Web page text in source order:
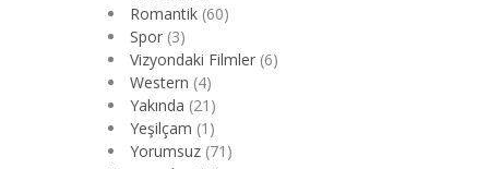
Romantik (60)
Spor (3)
Vizyondaki Filmler (6)
Western (4)
Yakında (21)
Yeşilçam (1)
Yorumsuz (71)